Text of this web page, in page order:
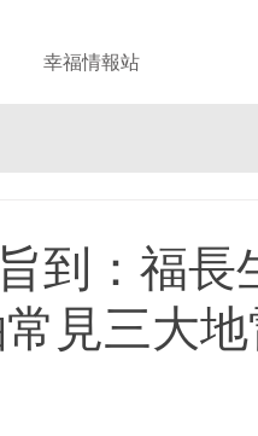
幸福情報站
到：福長
見三大地